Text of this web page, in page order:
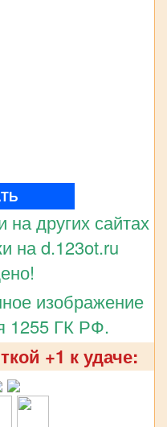
других сайтах
на d.123ot.ru
изображение
1255 ГК РФ.
+1 к удаче: